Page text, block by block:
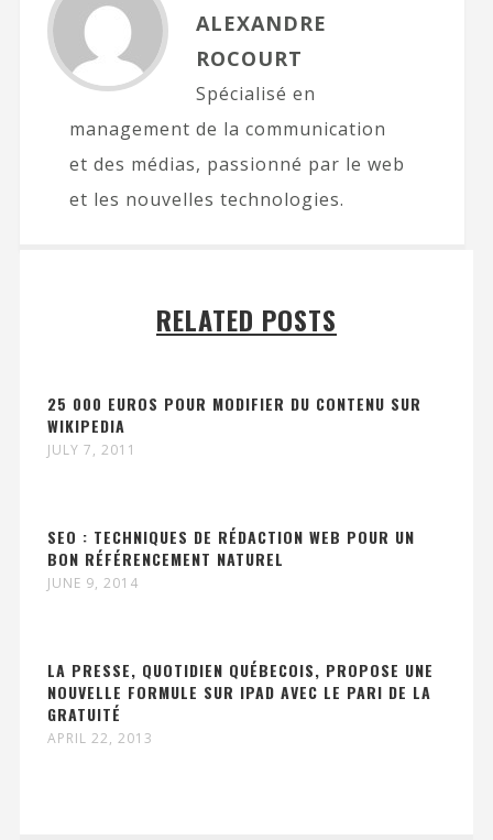
ALEXANDRE
ROCOURT
Spécialisé en
management de la communication
et des médias, passionné par le web
et les nouvelles technologies.
RELATED POSTS
25 000 EUROS POUR MODIFIER DU CONTENU SUR
WIKIPEDIA
JULY 7, 2011
SEO : TECHNIQUES DE RÉDACTION WEB POUR UN
BON RÉFÉRENCEMENT NATUREL
JUNE 9, 2014
LA PRESSE, QUOTIDIEN QUÉBECOIS, PROPOSE UNE
NOUVELLE FORMULE SUR IPAD AVEC LE PARI DE LA
GRATUITÉ
APRIL 22, 2013